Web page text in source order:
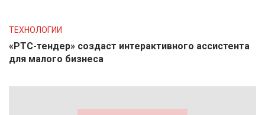
ТЕХНОЛОГИИ
«РТС-тендер» создаст интерактивного ассистента
для малого бизнеса